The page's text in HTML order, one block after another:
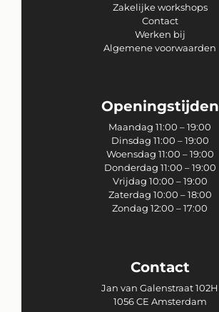
Zakelijke workshops
Contact
Werken bij
Algemene voorwaarden
Openingstijden
Maandag 11:00 – 19:00
Dinsdag 11:00 – 19:00
Woensdag 11:00 – 19:00
Donderdag 11:00 – 19:00
Vrijdag 10:00 – 19:00
Zaterdag 10:00 – 18:00
Zondag 12:00 – 17:00
Contact
Jan van Galenstraat 102H
1056 CE Amsterdam